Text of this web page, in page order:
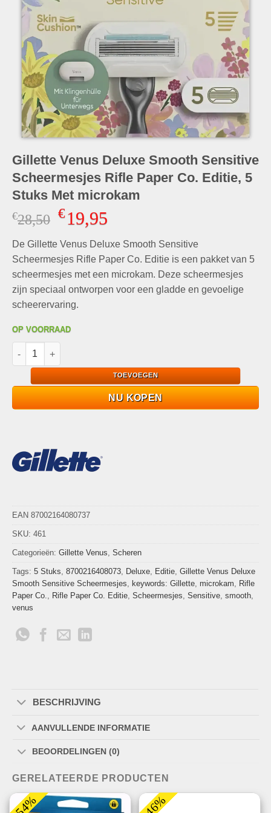
Gillette Venus Deluxe Smooth Sensitive
Scheermesjes Rifle Paper Co. Editie, 5
Stuks Met microkam
€28,50 Oorspronkelijke
was:
€28,50.
€19,95Huidige
is:
€19,95.
De Gillette Venus Deluxe Smooth Sensitive
Scheermesjes Rifle Paper Co. Editie is een pakket van 5
scheermesjes met een microkam. Deze scheermesjes
zijn speciaal ontworpen voor een gladde en gevoelige
scheerervaring.
OP VOORRAAD
Gillette Venus Deluxe Smooth Sensitive Scheermesjes Rifle
TOEVOEGEN
NU KOPEN
EAN 87002164080737
SKU: 461
Categorieën: Gillette Venus Scheren
Tags: 5 Stuks 8700216408073 Deluxe Editie Gillette Venus Deluxe
Smooth Sensitive Scheermesjes
keywords: Gillette microkam
Rifle
Paper Co.
Rifle Paper Co. Editie Scheermesjes Sensitive smooth
venus
BESCHRIJVING
AANVULLENDE INFORMATIE
BEOORDELINGEN (0)
GERELATEERDE PRODUCTEN